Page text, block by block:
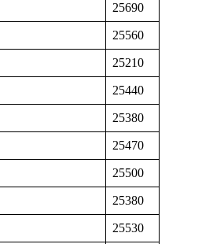
25690
25560
25210
25440
25380
25470
25500
25380
25530